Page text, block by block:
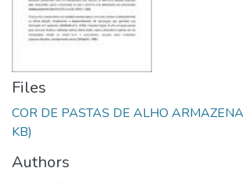
Files
COR DE PASTAS DE ALHO
KB)
Authors